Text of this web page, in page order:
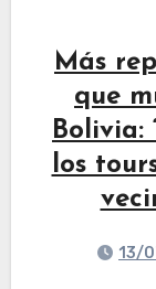
Más
que
Bolivia:
los
13/